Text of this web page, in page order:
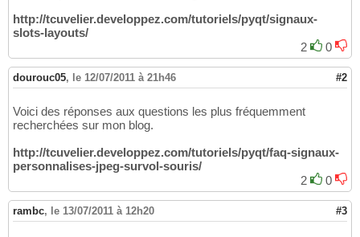
http://tcuvelier.developpez.com/tutoriels/pyqt/signaux-
slots-layouts/
2
0
dourouc05, le 12/07/2011 à 21h46 #2
Voici des réponses aux questions les plus fréquemment
recherchées sur mon blog.
http://tcuvelier.developpez.com/tutoriels/pyqt/faq-signaux-
personnalises-jpeg-survol-souris/
2
0
rambc, le 13/07/2011 à 12h20 #3